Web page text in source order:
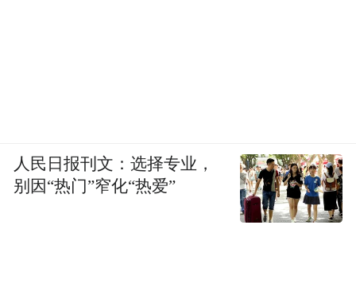
人民日报刊文：选择专业，
别因“热门”窄化“热爱”